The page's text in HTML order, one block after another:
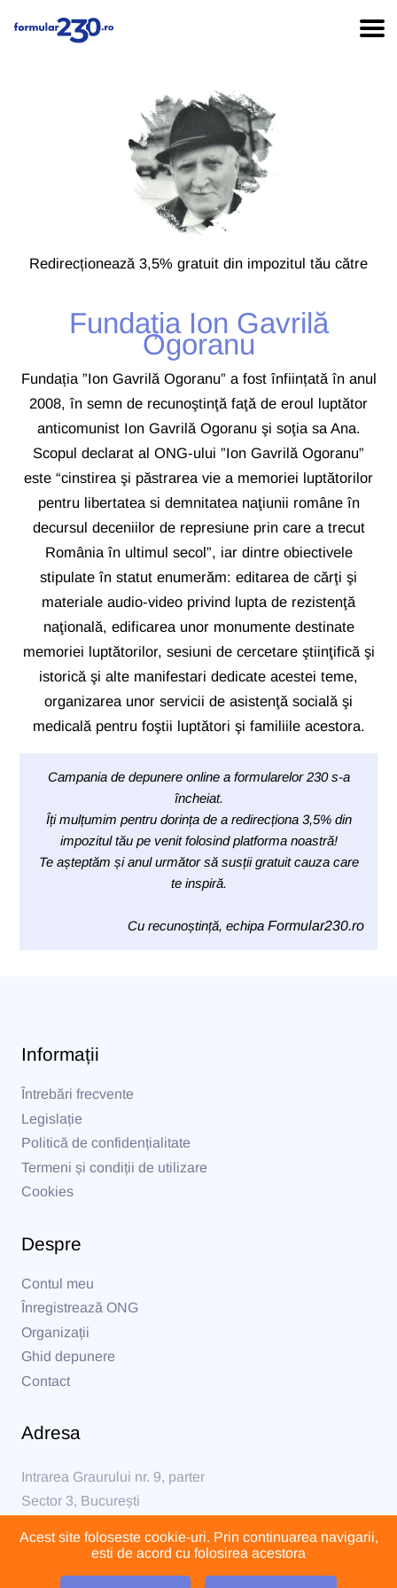
Redirecționează 3,5% gratuit din impozitul tău către
Fundația Ion Gavrilă
Ogoranu
Fundația ”Ion Gavrilă Ogoranu” a fost înființată în anul
2008, în semn de recunoştinţă faţă de eroul luptător
anticomunist Ion Gavrilă Ogoranu şi soţia sa Ana.
Scopul declarat al ONG-ului ”Ion Gavrilă Ogoranu”
este “cinstirea şi păstrarea vie a memoriei luptătorilor
pentru libertatea si demnitatea naţiunii române în
decursul deceniilor de represiune prin care a trecut
România în ultimul secol”, iar dintre obiectivele
stipulate în statut enumerăm: editarea de cărţi şi
materiale audio-video privind lupta de rezistenţă
naţională, edificarea unor monumente destinate
memoriei luptătorilor, sesiuni de cercetare ştiinţifică şi
istorică şi alte manifestari dedicate acestei teme,
organizarea unor servicii de asistenţă socială şi
medicală pentru foştii luptători şi familiile acestora.
Campania de depunere online a formularelor 230 s-a
încheiat.
Îți mulțumim pentru dorința de a redirecționa 3,5% din
impozitul tău pe venit folosind platforma noastră!
Te așteptăm și anul următor să susții gratuit cauza care
te inspiră.
Cu recunoștință, echipa Formular230.ro
Informații
Întrebări frecvente
Legislație
Politică de confidențialitate
Termeni și condiții de utilizare
Cookies
Despre
Contul meu
Înregistrează ONG
Organizații
Ghid depunere
Contact
Adresa
Intrarea Graurului nr. 9, parter
Sector 3, București
formular@formular230.ro
Acest site foloseste cookie-uri. Prin continuarea navigarii,
esti de acord cu folosirea acestora